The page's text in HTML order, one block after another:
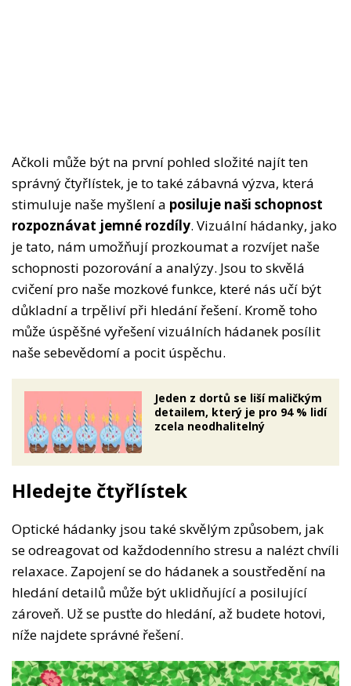
Ačkoli může být na první pohled složité najít ten
správný čtyřlístek, je to také zábavná výzva, která
stimuluje naše myšlení a posiluje naši schopnost
rozpoznávat jemné rozdíly. Vizuální hádanky, jako
je tato, nám umožňují prozkoumat a rozvíjet naše
schopnosti pozorování a analýzy. Jsou to skvělá
cvičení pro naše mozkové funkce, které nás učí být
důkladní a trpěliví při hledání řešení. Kromě toho
může úspěšné vyřešení vizuálních hádanek posílit
naše sebevědomí a pocit úspěchu.
Jeden z dortů se liší maličkým
detailem, který je pro 94 % lidí
zcela neodhalitelný
Hledejte čtyřlístek
Optické hádanky jsou také skvělým způsobem, jak
se odreagovat od každodenního stresu a nalézt chvíli
relaxace. Zapojení se do hádanek a soustředění na
hledání detailů může být uklidňující a posilující
zároveň. Už se pusťte do hledání, až budete hotovi,
níže najdete správné řešení.